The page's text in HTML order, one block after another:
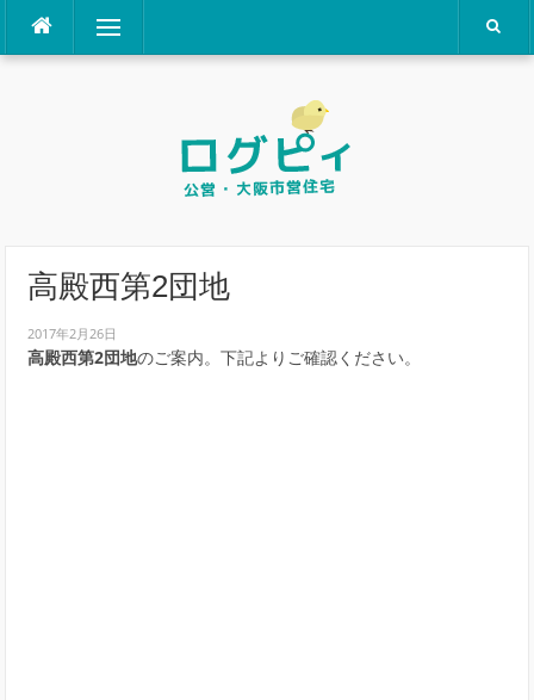
テ
メニュー
高殿西第2団地
2017年2月26日
高殿西第2団地のご案内。下記よりご確認ください。